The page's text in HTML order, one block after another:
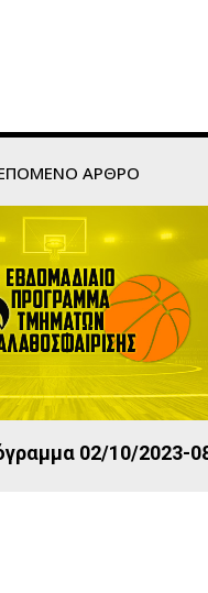
ΆΡΘΡΟ
02/10/2023-